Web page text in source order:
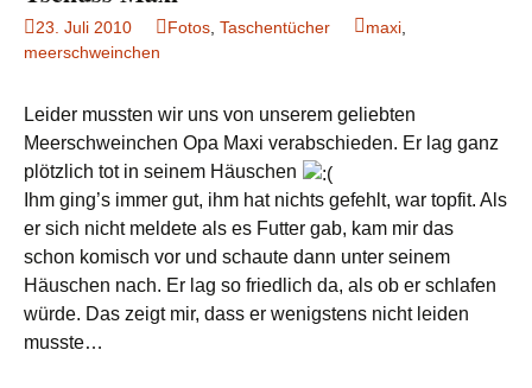
23. Juli 2010 Fotos Taschentücher maxi
meerschweinchen
Leider mussten wir uns von unserem geliebten
Meerschweinchen Opa Maxi verabschieden. Er lag ganz
plötzlich tot in seinem Häuschen
Ihm ging’s immer gut, ihm hat nichts gefehlt, war topfit. Als
er sich nicht meldete als es Futter gab, kam mir das
schon komisch vor und schaute dann unter seinem
Häuschen nach. Er lag so friedlich da, als ob er schlafen
würde. Das zeigt mir, dass er wenigstens nicht leiden
musste…